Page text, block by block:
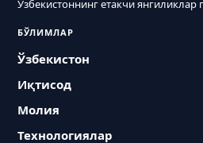
Ўзбекистоннинг етакчи
БЎЛИМЛАР
Ўзбекистон
Иқтисод
Молия
Технологиялар